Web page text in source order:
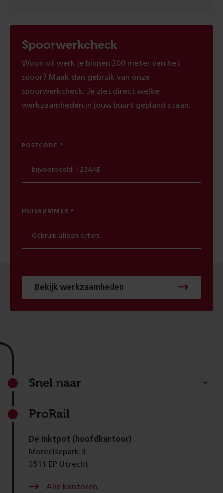
Spoorwerkcheck
Woon of werk je binnen 300 meter van het
spoor? Maak dan gebruik van onze
spoorwerkcheck. Je ziet direct welke
werkzaamheden in jouw buurt gepland staan.
POSTCODE
HUISNUMMER
Bekijk werkzaamheden
Footer
Snel naar
ProRail
De Inktpot (hoofdkantoor)
Moreelsepark 3
3511 EP Utrecht
Alle kantoren